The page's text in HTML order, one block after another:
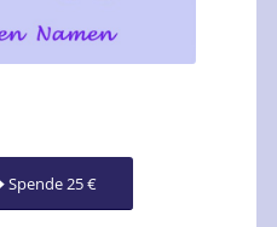
Spende 25 €